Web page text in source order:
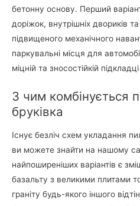
бетонну основу. Перший
доріжок, внутрішніх двориків
підвищеного механічного
паркувальні місця для
міцній та зносостійкій
З чим комбінується
бруківка
Існує безліч схем укладання
ви можете знайти на нашому
найпоширеніших варіантів є
базальту з великими плитами
граніту будь-якого іншого